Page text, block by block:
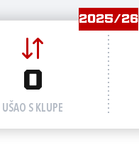
2025/26
0
UŠAO S KLUPE